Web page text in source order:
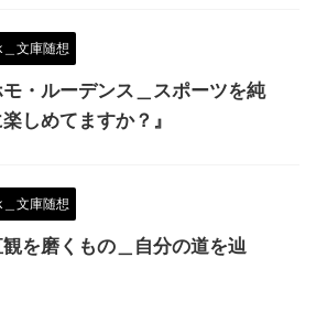
文庫随想
モ・ルーデンス＿スポーツを純
しめてますか？』
文庫随想
観を磨くもの＿自分の道を辿